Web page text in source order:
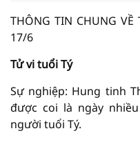
THÔNG TIN CHUNG
17/6
Tử vi tuổi Tý
Sự nghiệp: Hung tinh
được coi là ngày
người tuổi Tý.